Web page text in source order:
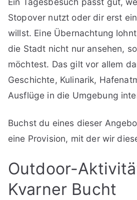
Stopover nutzt oder dir erst
willst. Eine Übernachtung
die Stadt nicht nur ansehen,
möchtest. Das gilt vor allem
Geschichte, Kulinarik,
Ausflüge in die Umgebung
Buchst du eines dieser
eine Provision, mit der wir
Outdoor-
Kvarner Bucht